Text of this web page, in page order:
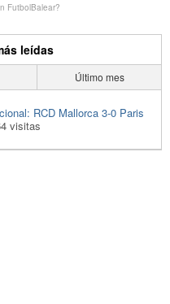
FutbolBalear?
leídas
Último mes
RCD Mallorca 3-0 Paris
visitas